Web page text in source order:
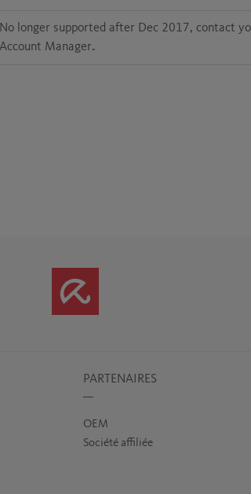
No longer supported after Dec 2017, contact
Account Manager.
PARTENAIRES
OEM
Société affiliée